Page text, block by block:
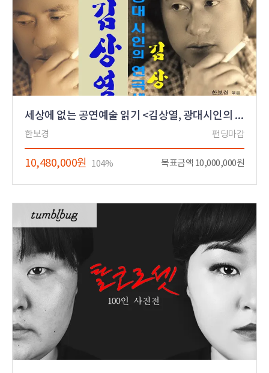
세상에 없는 공연예술 읽기 <김상열, 광대시인의 연극세계>
한보경 펀딩마감
10,480,000원 104% 목표금액 10,000,000원